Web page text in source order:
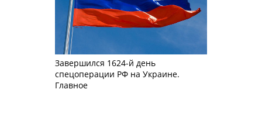
Завершился 1624-й день
спецоперации РФ на Украине.
Главное